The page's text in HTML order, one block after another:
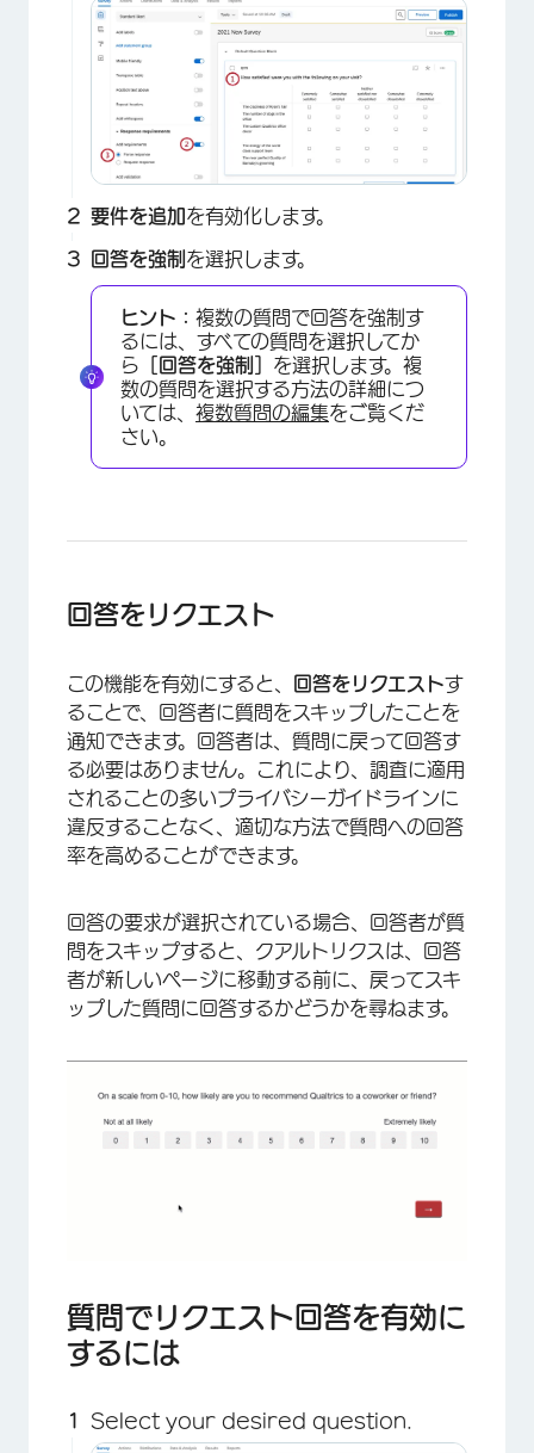
×
要件を追加を有効化します。
回答を強制 を選択します。
ヒント： 複数の質問で回答を強制す
るには、すべての質問を選択してか
ら ［回答を強制］ を選択します。複
数の質問を選択する方法の詳細につ
いては、 複数質問の編集をご覧くだ
さい。
回答をリクエスト
この機能を有効にすると、 回答をリクエストす
ることで、回答者に質問をスキップしたことを
通知できます。回答者は、質問に戻って回答す
る必要はありません。これにより、調査に適用
されることの多いプライバシーガイドラインに
違反することなく、適切な方法で質問への回答
率を高めることができます。
回答の要求が選択されている場合、回答者が質
問をスキップすると、クアルトリクスは、回答
者が新しいページに移動する前に、戻ってスキ
ップした質問に回答するかどうかを尋ねます。
質問でリクエスト回答を有効に
するには
Select your desired question.